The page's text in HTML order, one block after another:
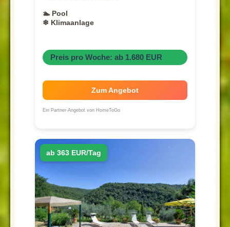
🏊 Pool
❄ Klimaanlage
Preis pro Woche: ab 1.680 EUR
Zum Angebot
Ein Partner-Angebot von HomeToGo
ab 363 EUR/Tag